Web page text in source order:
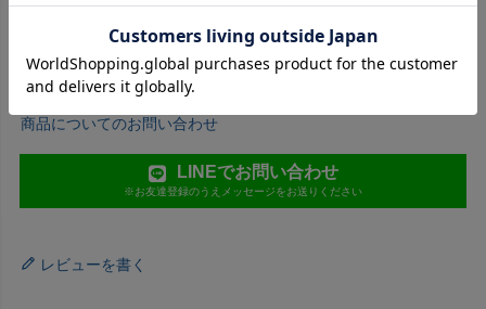
入荷お知らせメールについて
商品についてのお問い合わせ
LINEでお問い合わせ
※お友達登録のうえメッセージをお送りください
レビューを書く